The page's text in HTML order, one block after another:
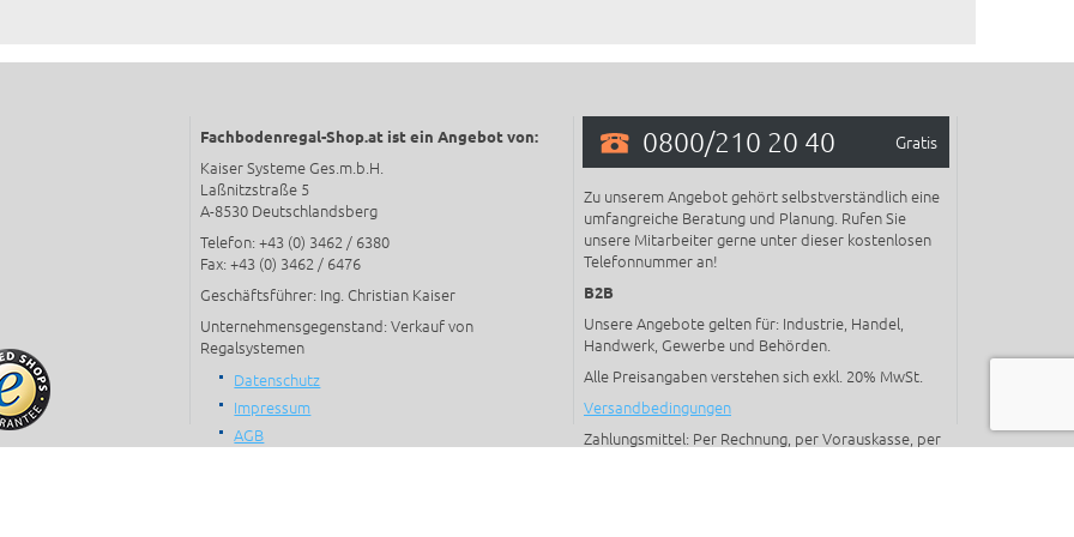
Fachbodenregal-Shop.at ist ein Angebot von:
Kaiser Systeme Ges.m.b.H.
Laßnitzstraße 5
A-8530 Deutschlandsberg
Telefon: +43 (0) 3462 / 6380
Fax: +43 (0) 3462 / 6476
Geschäftsführer: Ing. Christian Kaiser
Unternehmensgegenstand: Verkauf von
Regalsystemen
Datenschutz
Impressum
AGB
0800/210 20 40 Gratis
Zu unserem Angebot gehört selbstverständlich eine
umfangreiche Beratung und Planung. Rufen Sie
unsere Mitarbeiter gerne unter dieser kostenlosen
Telefonnummer an!
B2B
Unsere Angebote gelten für: Industrie, Handel,
Handwerk, Gewerbe und Behörden.
Alle Preisangaben verstehen sich exkl. 20% MwSt.
Versandbedingungen
Zahlungsmittel: Per Rechnung, per Vorauskasse, per